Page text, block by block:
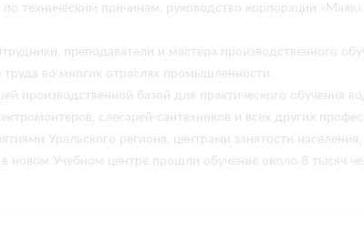
техническим причинам, руководство корпорации
преподаватели и мастера производственного
во многих отраслях промышленности.
производственной базой для практического обучения
слесарей-сантехников и всех других
Уральского региона, центрами занятости
новом Учебном центре прошли обучение около 8 тысяч